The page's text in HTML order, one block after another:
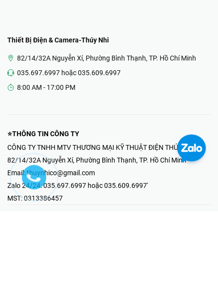
Thiết Bị Điện & Camera-Thúy Nhi
82/14/32A Nguyễn Xí, Phường Bình Thạnh, TP. Hồ Chí Minh
035.697.6997 hoặc 035.609.6997
8:00 AM - 17:00 PM
⭐THÔNG TIN CÔNG TY
CÔNG TY TNHH MTV THƯƠNG MẠI KỸ THUẬT ĐIỆN THÚY NHI
82/14/32A Nguyễn Xí, Phường Bình Thạnh, TP. Hồ Chí Minh
Email: thuynhico@gmail.com
Zalo 24/24:035.697.6997 hoặc 035.609.6997'
MST:0313386457